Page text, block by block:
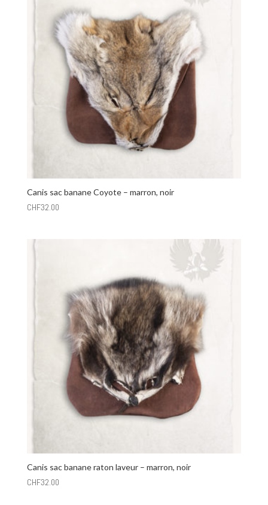
Canis sac banane Coyote – marron, noir
CHF32.00
Canis sac banane raton laveur – marron, noir
CHF32.00